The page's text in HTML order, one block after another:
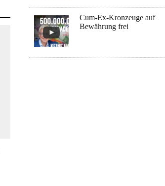
Cum-Ex-Kronzeuge auf
Bewährung frei